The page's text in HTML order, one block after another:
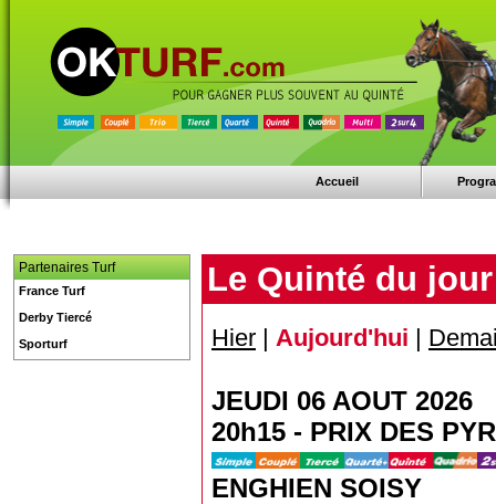
Accueil
Le Quinté du jour
Hier | Aujourd'hui |
JEUDI 06 AOUT 2026
20h15 - PRIX DES
ENGHIEN SOISY
Partenaires Turf
France Turf
Derby Tiercé
Sporturf